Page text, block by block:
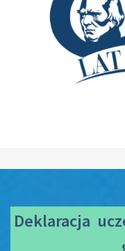
Deklaracja